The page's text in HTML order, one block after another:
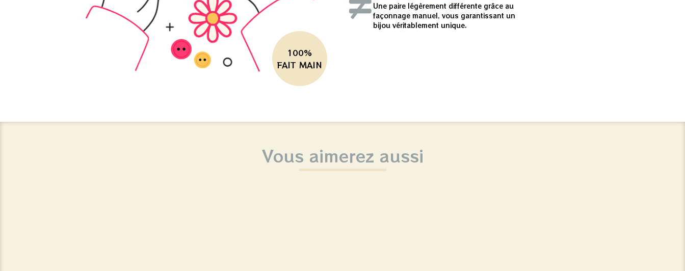
100%
FAIT MAIN
Une paire légèrement différente grâce au
façonnage manuel, vous garantissant un
bijou véritablement unique.
Vous aimerez aussi